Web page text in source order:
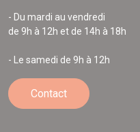
- Du mardi au vendredi
de 9h à 12h et de 14h à 18h
- Le samedi de 9h à 12h
Contact